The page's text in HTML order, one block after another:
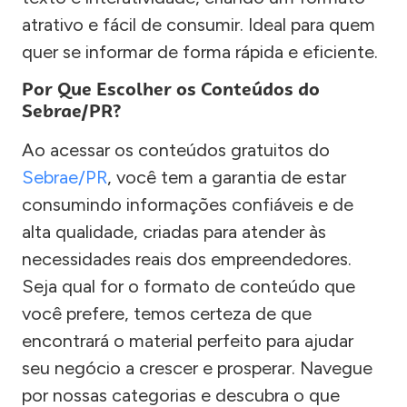
atrativo e fácil de consumir. Ideal para quem
quer se informar de forma rápida e eficiente.
Por Que Escolher os Conteúdos do
Sebrae/PR?
Ao acessar os conteúdos gratuitos do
Sebrae/PR, você tem a garantia de estar
consumindo informações confiáveis e de
alta qualidade, criadas para atender às
necessidades reais dos empreendedores.
Seja qual for o formato de conteúdo que
você prefere, temos certeza de que
encontrará o material perfeito para ajudar
seu negócio a crescer e prosperar. Navegue
por nossas categorias e descubra o que